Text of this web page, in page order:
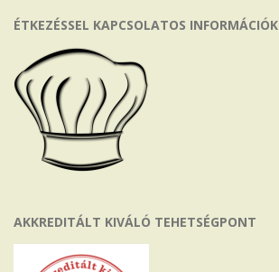
ÉTKEZÉSSEL KAPCSOLATOS INFORMÁCIÓK
AKKREDITÁLT KIVÁLÓ TEHETSÉGPONT